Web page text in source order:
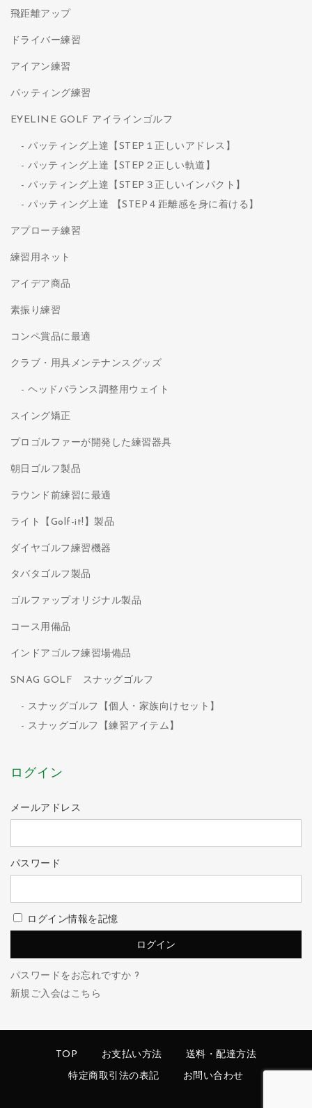
飛距離アップ
ドライバー練習
アイアン練習
パッティング練習
EYELINE GOLF アイラインゴルフ
パッティング上達【STEP１正しいアドレス】
パッティング上達【STEP２正しい軌道】
パッティング上達【STEP３正しいインパクト】
パッティング上達 【STEP４距離感を身に着ける】
アプローチ練習
練習用ネット
アイデア商品
素振り練習
コンペ賞品に最適
クラブ・用具メンテナンスグッズ
ヘッドバランス調整用ウェイト
スイング矯正
プロゴルファーが開発した練習器具
朝日ゴルフ製品
ラウンド前練習に最適
ライト【Golf-it!】製品
ダイヤゴルフ練習機器
タバタゴルフ製品
ゴルファップオリジナル製品
コース用備品
インドアゴルフ練習場備品
SNAG GOLF スナッグゴルフ
スナッグゴルフ【個人・家族向けセット】
スナッグゴルフ【練習アイテム】
ログイン
メールアドレス
パスワード
ログイン情報を記憶
パスワードをお忘れですか ?
新規ご入会はこちら
TOP お支払い方法 送料・配達方法
特定商取引法の表記 お問い合わせ